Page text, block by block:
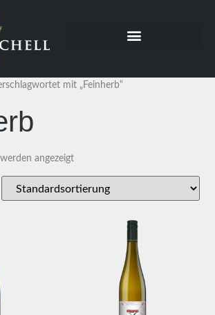
mit „Feinherb“
angezeigt